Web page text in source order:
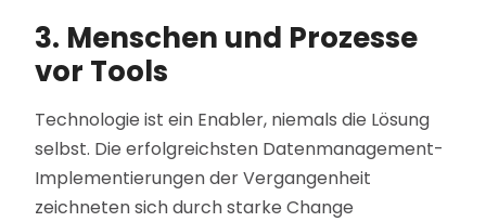
3. Menschen und Prozesse
vor Tools
Technologie ist ein Enabler, niemals die Lösung
selbst. Die erfolgreichsten Datenmanagement-
Implementierungen der Vergangenheit
zeichneten sich durch starke Change